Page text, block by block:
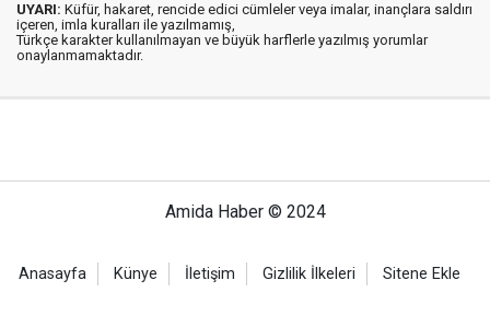
UYARI: Küfür, hakaret, rencide edici cümleler veya imalar, inançlara saldırı
içeren, imla kuralları ile yazılmamış,
Türkçe karakter kullanılmayan ve büyük harflerle yazılmış yorumlar
onaylanmamaktadır.
Amida Haber © 2024
Anasayfa Künye İletişim Gizlilik İlkeleri Sitene Ekle